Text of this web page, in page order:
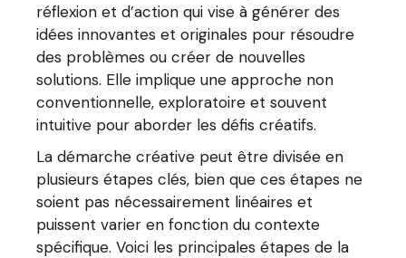
réflexion et d’action qui vise à générer des
idées innovantes et originales pour résoudre
des problèmes ou créer de nouvelles
solutions. Elle implique une approche non
conventionnelle, exploratoire et souvent
intuitive pour aborder les défis créatifs.
La démarche créative peut être divisée en
plusieurs étapes clés, bien que ces étapes ne
soient pas nécessairement linéaires et
puissent varier en fonction du contexte
spécifique. Voici les principales étapes de la